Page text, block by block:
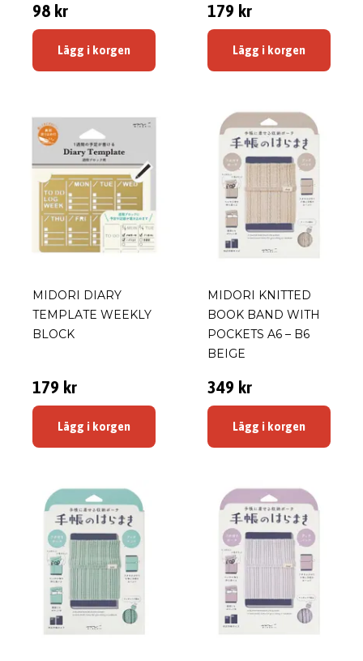
98 kr
Lägg i korgen
179 kr
Lägg i korgen
MIDORI DIARY
TEMPLATE WEEKLY
BLOCK
179 kr
Lägg i korgen
MIDORI KNITTED
BOOK BAND WITH
POCKETS A6 – B6
BEIGE
349 kr
Lägg i korgen